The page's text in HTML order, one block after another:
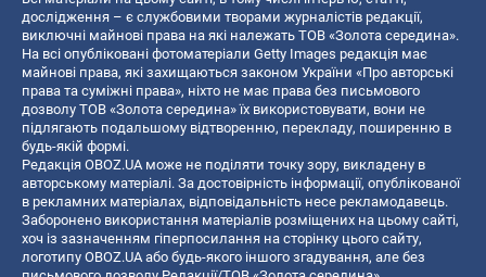
дослідження – є службовими творами журналістів редакції,
виключні майнові права на які належать ТОВ «Золота середина».
На всі опубліковані фотоматеріали Getty Images редакція має
майнові права, які захищаються законом України «Про авторські
права та суміжні права», ніхто не має права без письмового
дозволу ТОВ «Золота середина» їх використовувати, вони не
підлягають подальшому відтворенню, перекладу, поширенню в
будь-якій формі.
Редакція OBOZ.UA може не поділяти точку зору, викладену в
авторському матеріалі. За достовірність інформації, опублікованої
в рекламних матеріалах, відповідальність несе рекламодавець.
Заборонено використання матеріалів розміщених на цьому сайті,
хоч із зазначенням гіперпосилання на сторінку цього сайту,
логотипу OBOZ.UA або будь-якого іншого згадування, але без